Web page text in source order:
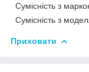
Сумісність з
Сумісність з
Приховати